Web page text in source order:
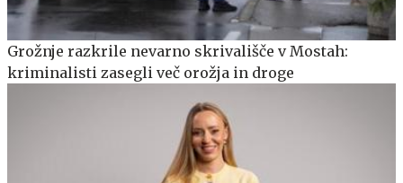
Grožnje razkrile nevarno skrivališče v Mostah:
kriminalisti zasegli več orožja in droge